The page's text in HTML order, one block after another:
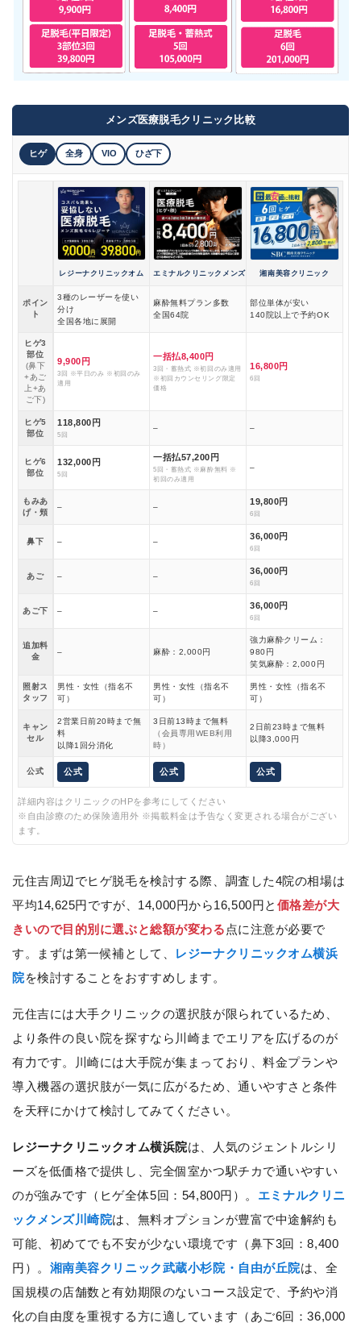
メンズ医療脱毛クリニック比較
ヒゲ 全身 VIO ひざ下
レジーナクリニックオム エミナルクリニックメンズ 湘南美容クリニック
ポイン
ト
3種のレーザーを使い
分け
全国各地に展開
麻酔無料プラン多数
全国64院
部位単体が安い
140院以上で予約OK
ヒゲ3
部位
(鼻下
+あご
上+あ
ご下)
9,900円
3回 ※平日のみ ※初回のみ
適用
一括払8,400円
3回・蓄熱式 ※初回のみ適用
※初回カウンセリング限定
価格
16,800円
6回
ヒゲ5
部位
118,800円
5回
– –
ヒゲ6
部位
132,000円
5回
一括払57,200円
5回・蓄熱式 ※麻酔無料 ※
初回のみ適用
–
もみあ
げ・頬
– –
19,800円
6回
鼻下 – –
36,000円
6回
あご – –
36,000円
6回
あご下 – –
36,000円
6回
追加料
金
– 麻酔：2,000円
強力麻酔クリーム：
980円
笑気麻酔：2,000円
照射ス
タッフ
男性・女性（指名不
可）
男性・女性（指名不
可）
男性・女性（指名不
可）
キャン
セル
2営業日前20時まで無
料
以降1回分消化
3日前13時まで無料
（会員専用WEB利用
時）
2日前23時まで無料
以降3,000円
公式 公式 公式 公式
詳細内容はクリニックのHPを参考にしてください
※自由診療のため保険適用外 ※掲載料金は予告なく変更される場合がござい
ます。
元住吉周辺でヒゲ脱毛を検討する際、調査した4院の相場は
平均14,625円ですが、14,000円から16,500円と 価格差が大
きいので目的別に選ぶと総額が変わる 点に注意が必要で
す。まずは第一候補として、
レジーナクリニックオム横浜
院を検討することをおすすめします。
元住吉には大手クリニックの選択肢が限られているため、
より条件の良い院を探すなら川崎までエリアを広げるのが
有力です。川崎には大手院が集まっており、料金プランや
導入機器の選択肢が一気に広がるため、通いやすさと条件
を天秤にかけて検討してみてください。
レジーナクリニックオム横浜院は、人気のジェントルシリ
ーズを低価格で提供し、完全個室かつ駅チカで通いやすい
のが強みです（ヒゲ全体5回：54,800円）。 エミナルクリニ
ックメンズ川崎院は、無料オプションが豊富で中途解約も
可能、初めてでも不安が少ない環境です（鼻下3回：8,400
円）。 湘南美容クリニック武蔵小杉院・自由が丘院は、全
国規模の店舗数と有効期限のないコース設定で、予約や消
化の自由度を重視する方に適しています（あご6回：36,000